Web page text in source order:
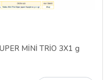
MİNİ TRİO 3X1 g